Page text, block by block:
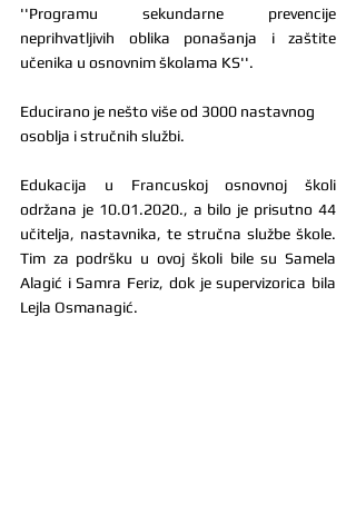
''Programu sekundarne prevencije
neprihvatljivih oblika ponašanja i zaštite
učenika u osnovnim školama KS''.
Educirano je nešto više od 3000 nastavnog
osoblja i stručnih službi.
Edukacija u Francuskoj osnovnoj školi
održana je 10.01.2020., a bilo je prisutno 44
učitelja, nastavnika, te stručna službe škole.
Tim za podršku u ovoj školi bile su Samela
Alagić i Samra Feriz, dok je supervizorica bila
Lejla Osmanagić.